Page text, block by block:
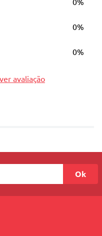
0%
0%
avaliação
Ok